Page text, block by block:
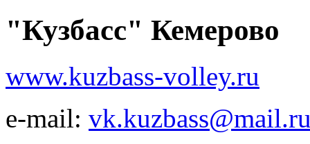
"Кузбасс" Кемерово
www.kuzbass-volley.ru
e-mail: